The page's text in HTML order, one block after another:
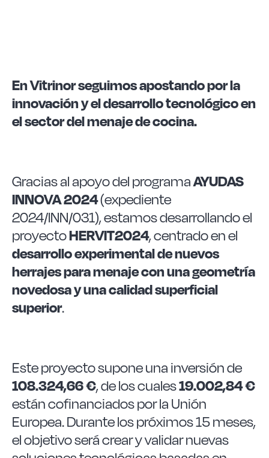
En Vitrinor seguimos apostando por la
innovación y el desarrollo tecnológico en
el sector del menaje de cocina.
Gracias al apoyo del programaAYUDAS
INNOVA 2024(expediente
2024/INN/031), estamos desarrollando el
proyectoHERVIT2024, centrado en el
desarrollo experimental de nuevos
herrajes para menaje con una geometría
novedosa y una calidad superficial
superior.
Este proyecto supone una inversión de
108.324,66 €, de los cuales19.002,84 €
están cofinanciados por la Unión
Europea. Durante los próximos 15 meses,
el objetivo será crear y validar nuevas